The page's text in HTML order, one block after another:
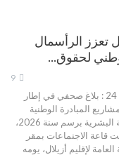
تعزز الرأسمال
لحقوق…
ازيلال 24 : بلاغ صحفي في إطار
المبادرة الوطنية
للتنمية البشرية برسم سنة 2026،
قاعة الاجتماعات بمقر
العامة لإقليم أزيلال، يومه